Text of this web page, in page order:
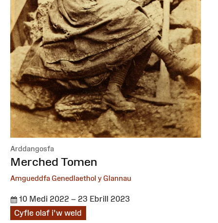
Arddangosfa
:Merched Tomen
Amgueddfa Genedlaethol y Glannau
10 Medi 2022 – 23 Ebrill 2023
Cyfle olaf i'w weld